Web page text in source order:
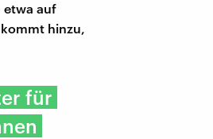
etwa auf
hinzu,
für